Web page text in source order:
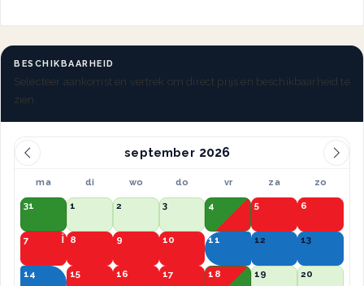
BESCHIKBAARHEID
Selecteer aankomst en vertrek om direct prijs en beschikbaarheid te
zien.
september
ma di wo do vr za zo
31 1 2 3 4 5 6
7 8 9 10 11 12 13
14 15 16 17 18 19 20